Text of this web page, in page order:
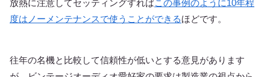
放熱に注意してセッティングすればこの事例のように10年程
度はノーメンテナンスで使うことができるほどです。
往年の名機と比較して信頼性が低いとする意見があります